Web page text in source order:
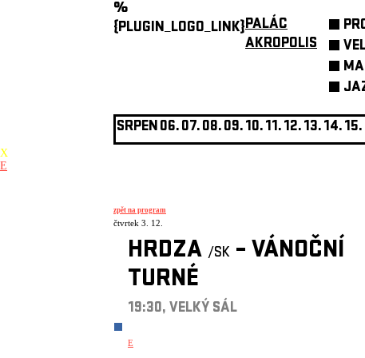
%
{PLUGIN_LOGO_LINK}PALÁC
AKROPOLIS
SRPEN06.07.08.09.10.11.12.13.14.15.
X
E
zpět na program
čtvrtek 3. 12.
HRDZA /SK – VÁNOČNÍ
TURNÉ
19:30, VELKÝ SÁL
E